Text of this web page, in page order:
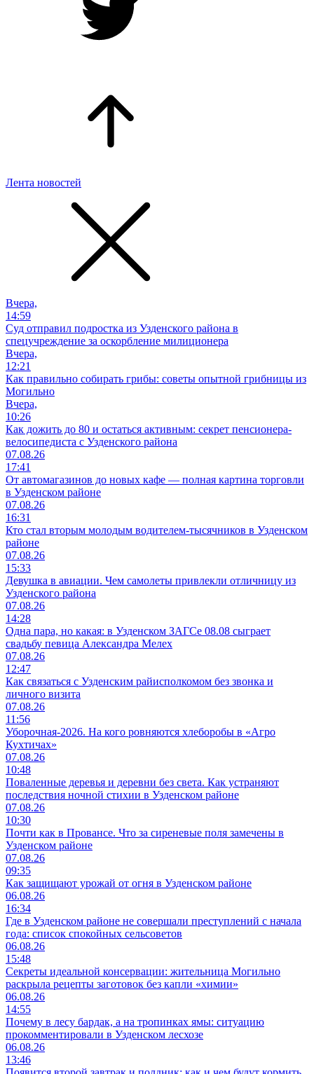
Лента новостей
Вчера,
14:59
Суд отправил подростка из Узденского района в
спецучреждение за оскорбление милиционера
Вчера,
12:21
Как правильно собирать грибы: советы опытной грибницы из
Могильно
Вчера,
10:26
Как дожить до 80 и остаться активным: секрет пенсионера-
велосипедиста с Узденского района
07.08.26
17:41
От автомагазинов до новых кафе — полная картина торговли
в Узденском районе
07.08.26
16:31
Кто стал вторым молодым водителем-тысячников в Узденском
районе
07.08.26
15:33
Девушка в авиации. Чем самолеты привлекли отличницу из
Узденского района
07.08.26
14:28
Одна пара, но какая: в Узденском ЗАГСе 08.08 сыграет
свадьбу певица Александра Мелех
07.08.26
12:47
Как связаться с Узденским райисполкомом без звонка и
личного визита
07.08.26
11:56
Уборочная-2026. На кого ровняются хлеборобы в «Агро
Кухтичах»
07.08.26
10:48
Поваленные деревья и деревни без света. Как устраняют
последствия ночной стихии в Узденском районе
07.08.26
10:30
Почти как в Провансе. Что за сиреневые поля замечены в
Узденском районе
07.08.26
09:35
Как защищают урожай от огня в Узденском районе
06.08.26
16:34
Где в Узденском районе не совершали преступлений с начала
года: список спокойных сельсоветов
06.08.26
15:48
Секреты идеальной консервации: жительница Могильно
раскрыла рецепты заготовок без капли «химии»
06.08.26
14:55
Почему в лесу бардак, а на тропинках ямы: ситуацию
прокомментировали в Узденском лесхозе
06.08.26
13:46